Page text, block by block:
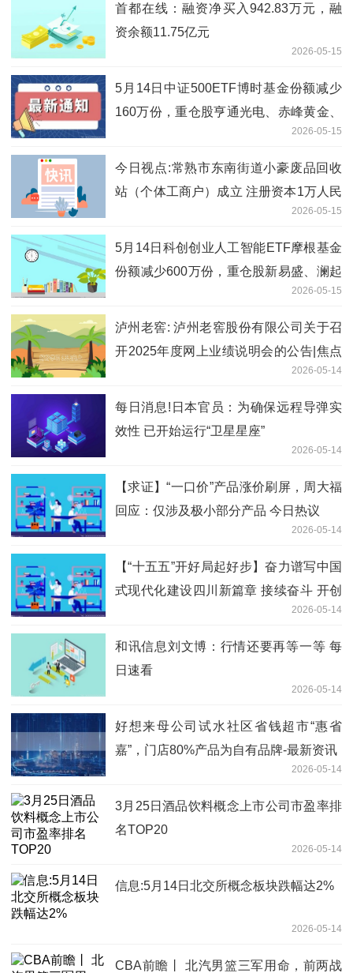
首都在线：融资净买入942.83万元，融
资余额11.75亿元
2026-05-15
5月14日中证500ETF博时基金份额减少
160万份，重仓股亨通光电、赤峰黄金、
2026-05-15
今日视点:常熟市东南街道小豪废品回收
站（个体工商户）成立 注册资本1万人民
2026-05-15
5月14日科创创业人工智能ETF摩根基金
份额减少600万份，重仓股新易盛、澜起
2026-05-15
泸州老窖: 泸州老窖股份有限公司关于召
开2025年度网上业绩说明会的公告|焦点
2026-05-14
每日消息!日本官员：为确保远程导弹实
效性 已开始运行“卫星星座”
2026-05-14
【求证】“一口价”产品涨价刷屏，周大福
回应：仅涉及极小部分产品 今日热议
2026-05-14
【“十五五”开好局起好步】奋力谱写中国
式现代化建设四川新篇章 接续奋斗 开创
2026-05-14
和讯信息刘文博：行情还要再等一等 每
日速看
2026-05-14
好想来母公司试水社区省钱超市“惠省
嘉”，门店80%产品为自有品牌-最新资讯
2026-05-14
3月25日酒品饮料概念上市公司市盈率排
名TOP20
2026-05-14
信息:5月14日北交所概念板块跌幅达2%
2026-05-14
CBA前瞻丨 北汽男篮三军用命，前两战